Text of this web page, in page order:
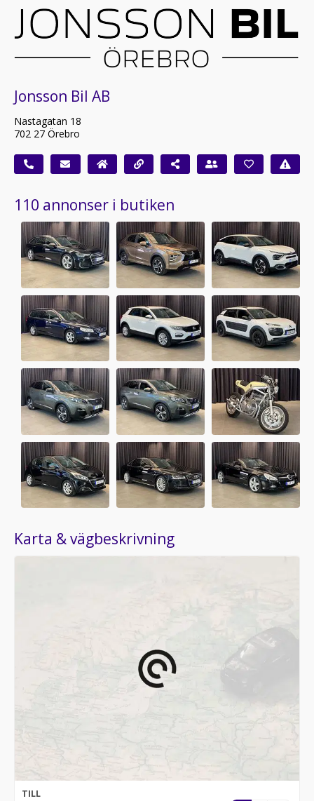
Jonsson Bil AB
Nastagatan 18
702 27 Örebro
110 annonser i butiken
Karta & vägbeskrivning
TILL